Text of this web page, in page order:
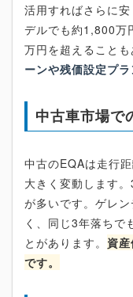
活用すればさらに
デルでも約1,800万
万円を超えることも
ーンや残価設定プ
中古車市場で
中古のEQAは走行
大きく変動します
が多いです。ゲレ
く、同じ3年落ちで
とがあります。 資
です。